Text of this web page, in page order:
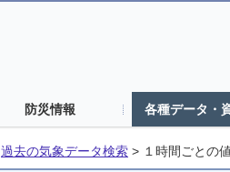
防災情報 各種データ・
過去の気象データ検索 > １時間ごとの